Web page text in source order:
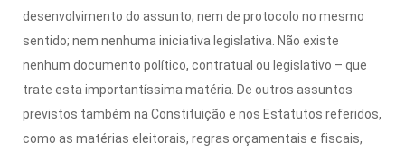
desenvolvimento do assunto; nem de protocolo no mesmo
sentido; nem nenhuma iniciativa legislativa. Não existe
nenhum documento político, contratual ou legislativo – que
trate esta importantíssima matéria. De outros assuntos
previstos também na Constituição e nos Estatutos referidos,
como as matérias eleitorais, regras orçamentais e fiscais,